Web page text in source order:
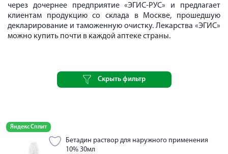
через дочернее предприятие «ЭГИС-РУС» и предлагает
клиентам продукцию со склада в Москве, прошедшую
декларирование и таможенную очистку. Лекарства «ЭГИС»
можно купить почти в каждой аптеке страны.
Скрыть фильтр
Яндекс Сплит
Бетадин раствор для наружного применения
10% 30мл